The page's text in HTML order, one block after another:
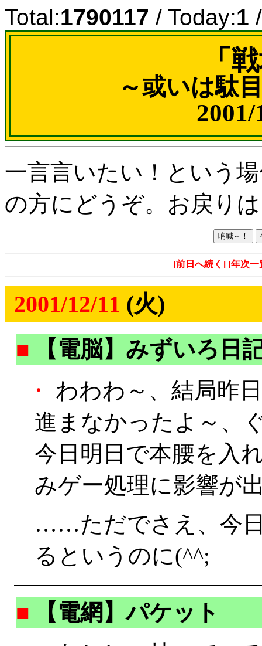
Total:1790117 / Today:1
「
～或いは駄
一言言いたい！という
の方にどうぞ。お戻りは
[前日へ続く] [年次一
2001/12/11 (火)
■
【電脳】みずいろ日
・
わわわ～、結局昨
進まなかったよ～、
今日明日で本腰を入
みゲー処理に影響が
……ただでさえ、今
るというのに(^^;
■
【電網】パケット